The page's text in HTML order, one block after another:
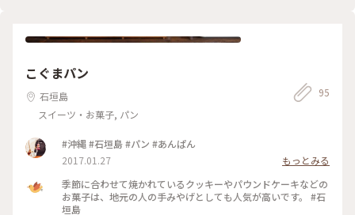
こぐまパン
石垣島
スイーツ・お菓子, パン
95
#沖縄 #石垣島 #パン #あんぱん
2017.01.27
もっとみる
季節に合わせて焼かれているクッキーやパウンドケーキなどの
お菓子は、地元の人の手みやげとしても人気が高いです。 #石
垣島